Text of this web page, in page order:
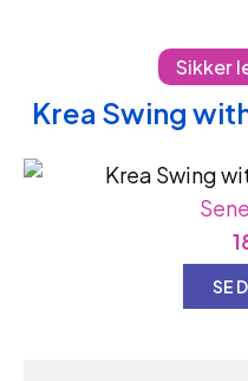
Sikker
Krea Swing
SE